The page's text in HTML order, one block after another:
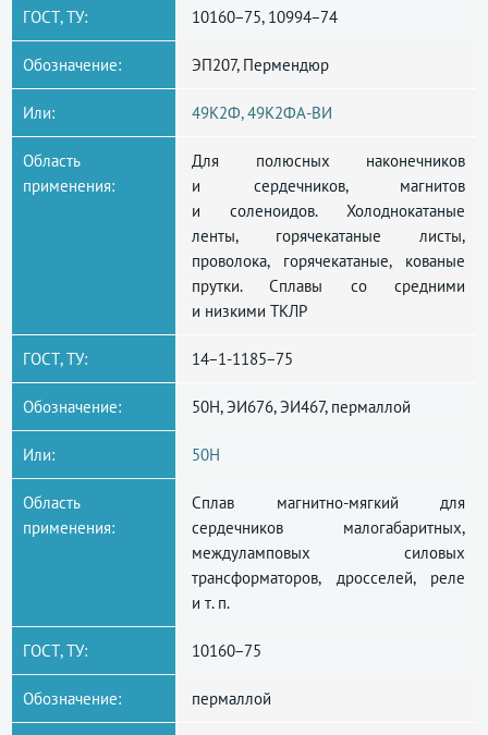
ГОСТ, ТУ: 10160−75, 10994−74
Обозначение: ЭП207, Пермендюр
Или: 49К2Ф, 49К2ФА-ВИ
Область
применения:
Для полюсных наконечников
и сердечников, магнитов
и соленоидов. Холоднокатаные
ленты, горячекатаные листы,
проволока, горячекатаные, кованые
прутки. Сплавы со средними
и низкими ТКЛР
ГОСТ, ТУ: 14−1-1185−75
Обозначение: 50Н, ЭИ676, ЭИ467, пермаллой
Или: 50Н
Область
применения:
Сплав магнитно-мягкий для
сердечников малoгабаритных,
междуламповых силовых
трансформаторов, дросселей, реле
и т. п.
ГОСТ, ТУ: 10160−75
Обозначение: пермаллой